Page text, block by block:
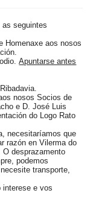
seguintes
Homenaxe aos nosos
Apuntarse antes
nosos Socios de
e D. José Luis
do Logo Rato
necesitaríamos que
razón en Vilerma do
O desprazamento
podemos
transporte,
interese e vos